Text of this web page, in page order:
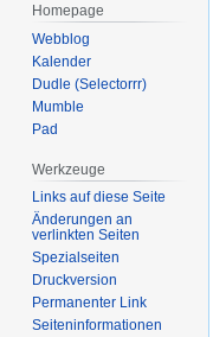
Homepage
Webblog
Kalender
Dudle (Selectorrr)
Mumble
Pad
Werkzeuge
Links auf diese Seite
Änderungen an
verlinkten Seiten
Spezialseiten
Druckversion
Permanenter Link
Seiten­­informationen